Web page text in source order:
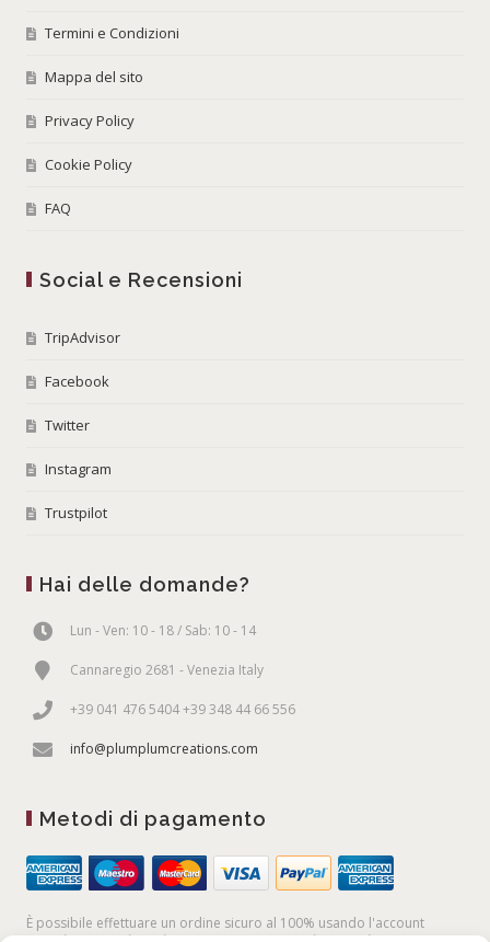
Termini e Condizioni
Mappa del sito
Privacy Policy
Cookie Policy
FAQ
Social e Recensioni
TripAdvisor
Facebook
Twitter
Instagram
Trustpilot
Hai delle domande?
Lun - Ven: 10 - 18 / Sab: 10 - 14
Cannaregio 2681 - Venezia Italy
+39 041 476 5404 +39 348 44 66 556
info@plumplumcreations.com
Metodi di pagamento
È possibile effettuare un ordine sicuro al 100% usando l'account